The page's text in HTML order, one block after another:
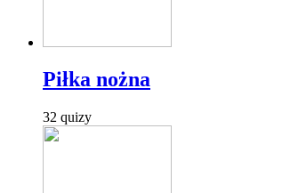
Piłka nożna
32 quizy